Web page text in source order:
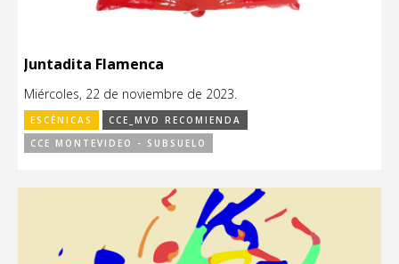
Juntadita Flamenca
Miércoles, 22 de noviembre de 2023.
ESCÉNICAS
CCE_MVD RECOMIENDA
CCE MONTEVIDEO - SUBSUELO